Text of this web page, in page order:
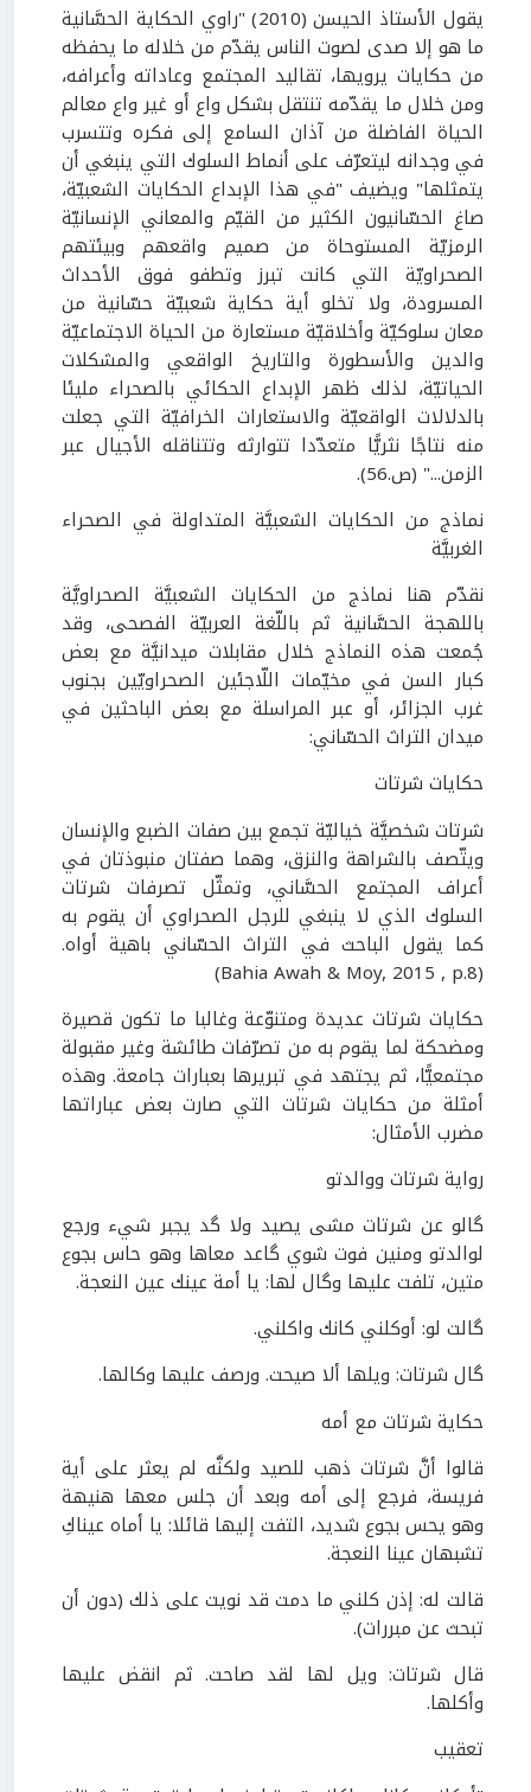
يقول الأستاذ الحيسن (2010) "راوي الحكاية الحسَّانية
ما هو إلا صدى لصوت الناس يقدّم من خلاله ما يحفظه
من حكايات يرويها، تقاليد المجتمع وعاداته وأعرافه،
ومن خلال ما يقدّمه تنتقل بشكل واع أو غير واع معالم
الحياة الفاضلة من آذان السامع إلى فكره وتتسرب
في وجدانه ليتعرّف على أنماط السلوك التي ينبغي أن
يتمثلها" ويضيف "في هذا الإبداع الحكايات الشعبيّة،
صاغ الحسّانيون الكثير من القيّم والمعاني الإنسانيّة
الرمزيّة المستوحاة من صميم واقعهم وبيئتهم
الصحراويّة التي كانت تبرز وتطفو فوق الأحداث
المسرودة، ولا تخلو أية حكاية شعبيّة حسّانية من
معان سلوكيّة وأخلاقيّة مستعارة من الحياة الاجتماعيّة
والدين والأسطورة والتاريخ الواقعي والمشكلات
الحياتيّة، لذلك ظهر الإبداع الحكائي بالصحراء مليئا
بالدلالات الواقعيّة والاستعارات الخرافيّة التي جعلت
منه نتاجًا نثريًّا متعدّدا تتوارثه وتتناقله الأجيال عبر
الزمن..." (ص.56).
نماذج من الحكايات الشعبيَّة المتداولة في الصحراء
الغربيَّة
نقدّم هنا نماذج من الحكايات الشعبيَّة الصحراويَّة
باللهجة الحسَّانية ثم باللّغة العربيّة الفصحى، وقد
جُمعت هذه النماذج خلال مقابلات ميدانيَّة مع بعض
كبار السن في مخيّمات اللّاجئين الصحراويّين بجنوب
غرب الجزائر، أو عبر المراسلة مع بعض الباحثين في
ميدان التراث الحسّاني:
حكايات شرتات
شرتات شخصيَّة خياليّة تجمع بين صفات الضبع والإنسان
ويتّصف بالشراهة والنزق، وهما صفتان منبوذتان في
أعراف المجتمع الحسَّاني، وتمثّل تصرفات شرتات
السلوك الذي لا ينبغي للرجل الصحراوي أن يقوم به
كما يقول الباحث في التراث الحسّاني باهية أواه.
(Bahia Awah & Moy, 2015 , p.8)
حكايات شرتات عديدة ومتنوّعة وغالبا ما تكون قصيرة
ومضحكة لما يقوم به من تصرّفات طائشة وغير مقبولة
مجتمعيًّا، ثم يجتهد في تبريرها بعبارات جامعة. وهذه
أمثلة من حكايات شرتات التي صارت بعض عباراتها
مضرب الأمثال:
رواية شرتات ووالدتو
گالو عن شرتات مشى يصيد ولا گد يجبر شيء ورجع
لوالدتو ومنين فوت شوي گاعد معاها وهو حاس بجوع
متين، تلفت عليها وگال لها: يا أمة عينك عين النعجة.
گالت لو: أوكلني كانك واكلني.
گال شرتات: ويلها ألا صيحت. ورصف عليها وكالها.
حكاية شرتات مع أمه
قالوا أنَّ شرتات ذهب للصيد ولكنَّه لم يعثر على أية
فريسة، فرجع إلى أمه وبعد أن جلس معها هنيهة
وهو يحس بجوع شديد، التفت إليها قائلا: يا أماه عيناكِ
تشبهان عينا النعجة.
قالت له: إذن كلني ما دمت قد نويت على ذلك (دون أن
تبحث عن مبررات).
قال شرتات: ويل لها لقد صاحت. ثم انقض عليها
وأكلها.
تعقيب